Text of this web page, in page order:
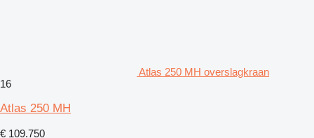
Atlas 250 MH overslagkraan
16
Atlas 250 MH
€ 109.750